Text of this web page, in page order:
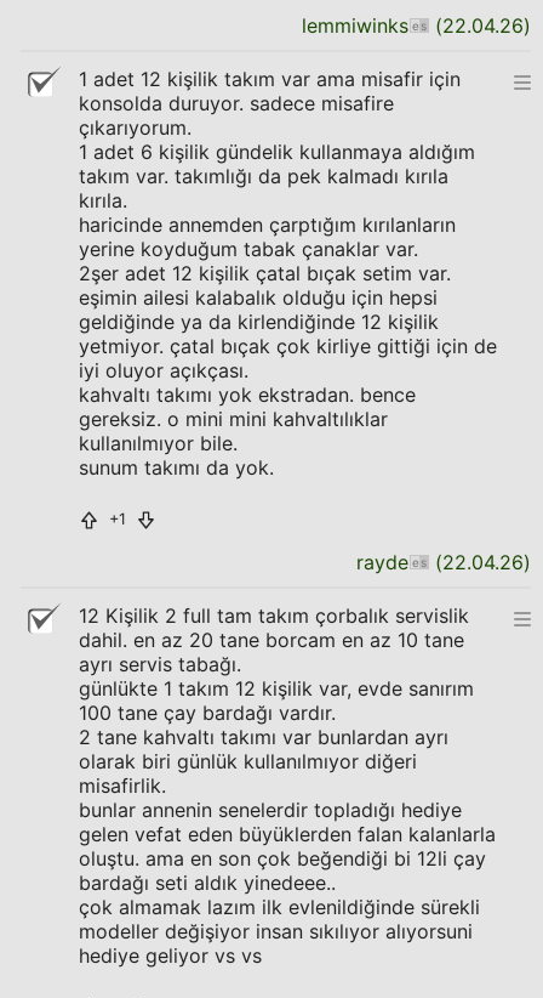
lemmiwinks (22.04.26)
1 adet 12 kişilik takım var ama misafir için
konsolda duruyor. sadece misafire
çıkarıyorum.
1 adet 6 kişilik gündelik kullanmaya aldığım
takım var. takımlığı da pek kalmadı kırıla
kırıla.
haricinde annemden çarptığım kırılanların
yerine koyduğum tabak çanaklar var.
2şer adet 12 kişilik çatal bıçak setim var.
eşimin ailesi kalabalık olduğu için hepsi
geldiğinde ya da kirlendiğinde 12 kişilik
yetmiyor. çatal bıçak çok kirliye gittiği için de
iyi oluyor açıkçası.
kahvaltı takımı yok ekstradan. bence
gereksiz. o mini mini kahvaltılıklar
kullanılmıyor bile.
sunum takımı da yok.
+1
rayde (22.04.26)
12 Kişilik 2 full tam takım çorbalık servislik
dahil. en az 20 tane borcam en az 10 tane
ayrı servis tabağı.
günlükte 1 takım 12 kişilik var, evde sanırım
100 tane çay bardağı vardır.
2 tane kahvaltı takımı var bunlardan ayrı
olarak biri günlük kullanılmıyor diğeri
misafirlik.
bunlar annenin senelerdir topladığı hediye
gelen vefat eden büyüklerden falan kalanlarla
oluştu. ama en son çok beğendiği bi 12li çay
bardağı seti aldık yinedeee..
çok almamak lazım ilk evlenildiğinde sürekli
modeller değişiyor insan sıkılıyor alıyorsuni
hediye geliyor vs vs